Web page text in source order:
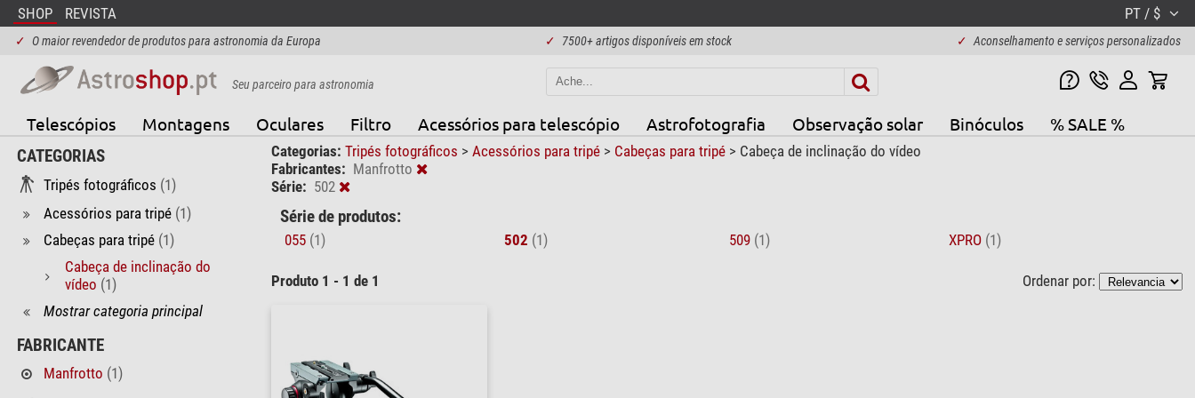
SHOP REVISTA PT / $
✓ O maior revendedor de produtos para astronomia da Europa ✓ 7500+ artigos disponíveis em stock ✓ Aconselhamento e serviços personalizados
Seu parceiro para astronomia
Telescópios Montagens Oculares Filtro Acessórios para telescópio Astrofotografia Observação solar Binóculos % SALE %
CATEGORIAS
Tripés fotográficos (1)
Acessórios para tripé (1)
Cabeças para tripé (1)
Cabeça de inclinação do
vídeo (1)
Mostrar categoria principal
FABRICANTE
Manfrotto (1)
Categorias: Tripés fotográficos > Acessórios para tripé > Cabeças para tripé > Cabeça de inclinação do vídeo
Fabricantes: Manfrotto
Série: 502
Série de produtos:
055 (1) 502 (1) 509 (1) XPRO (1)
Produto 1 - 1 de 1 Ordenar por: